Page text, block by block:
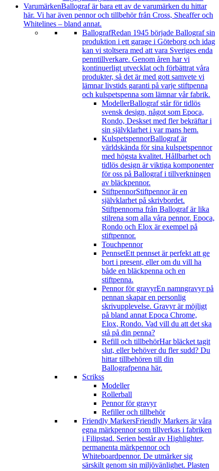
VarumärkenBallograf är bara ett av de varumärken du hittar
här. Vi har även pennor och tillbehör från Cross, Sheaffer och
Whitelines – bland annat.
BallografRedan 1945 började Ballograf sin
produktion i ett garage i Göteborg och idag
kan vi stoltsera med att vara Sveriges enda
penntillverkare. Genom åren har vi
kontinuerligt utvecklat och förbättrat våra
produkter, så det är med gott samvete vi
lämnar livstids garanti på varje stiftpenna
och kulspetspenna som lämnar vår fabrik.
ModellerBallograf står för tidlös
svensk design, något som Epoca,
Rondo, Deskset med fler bekräftar i
sin självklarhet i var mans hem.
KulspetspennorBallograf är
världskända för sina kulspetspennor
med högsta kvalitet. Hållbarhet och
tidlös design är viktiga komponenter
för oss på Ballograf i tillverkningen
av bläckpennor.
StiftpennorStiftpennor är en
självklarhet på skrivbordet.
Stiftpennorna från Ballograf är lika
stilrena som alla våra pennor. Epoca,
Rondo och Elox är exempel på
stiftpennor.
Touchpennor
PennsetEtt pennset är perfekt att ge
bort i present, eller om du vill ha
både en bläckpenna och en
stiftpenna.
Pennor för gravyrEn namngravyr på
pennan skapar en personlig
skrivupplevelse. Gravyr är möjligt
på bland annat Epoca Chrome,
Elox, Rondo. Vad vill du att det ska
stå på din penna?
Refill och tillbehörHar bläcket tagit
slut, eller behöver du fler sudd? Du
hittar tillbehören till din
Ballografpenna här.
Scrikss
Modeller
Rollerball
Pennor för gravyr
Refiller och tillbehör
Friendly MarkersFriendly Markers är våra
egna märkpennor som tillverkas i fabriken
i Filipstad. Serien består av Highlighter,
permanenta märkpennor och
Whiteboardpennor. De utmärker sig
särskilt genom sin miljövänlighet. Plasten